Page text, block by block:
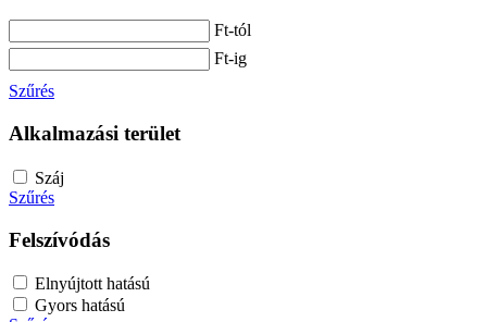
Ft-tól
Ft-ig
Szűrés
Alkalmazási terület
Száj
Szűrés
Felszívódás
Elnyújtott hatású
Gyors hatású